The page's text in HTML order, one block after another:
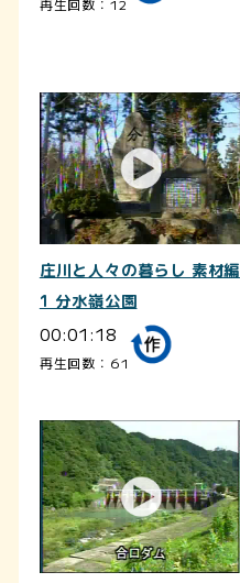
再生回数：12
庄川と人々の暮らし 素材編
1 分水嶺公園
00:01:18
再生回数：61